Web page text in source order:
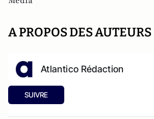
A PROPOS DES AUTEURS
Atlantico Rédaction
SUIVRE